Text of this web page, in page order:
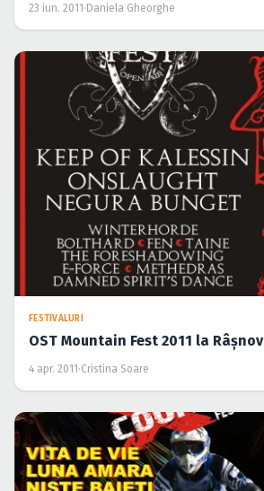
23 iun. 2011 · Daniela Gheorghe
FESTIVALURI
OST Mountain Fest 2011 la Râşnov
4 apr. 2011 ·Cristina Soare